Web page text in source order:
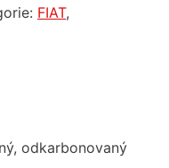
FIAT,
odkarbonovaný